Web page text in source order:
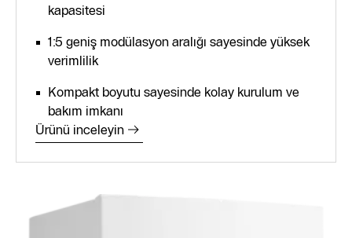
kapasitesi
1:5 geniş modülasyon aralığı sayesinde yüksek
verimlilik
Kompakt boyutu sayesinde kolay kurulum ve
bakım imkanı
Ürünü inceleyin